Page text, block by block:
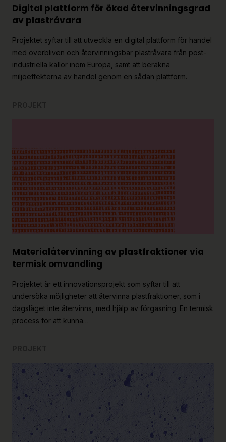
Digital plattform för ökad återvinningsgrad
av plastråvara
Projektet syftar till att utveckla en digital plattform för handel
med överbliven och återvinningsbar plastråvara från post-
industriella källor inom Europa, samt att beräkna
miljöeffekterna av handel genom en sådan plattform.
Material­återvinning av plastfraktioner via
termisk omvandling
Projektet är ett innovationsprojekt som syftar till att
undersöka möjligheter att återvinna plastfraktioner, som i
dagsläget inte återvinns, med hjälp av förgasning. En termisk
process för att kunna…